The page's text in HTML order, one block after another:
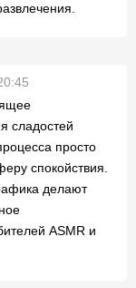
сладостей
просто
спокойствия.
делают
ASMR и